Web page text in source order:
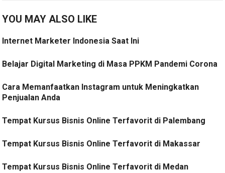
YOU MAY ALSO LIKE
Internet Marketer Indonesia Saat Ini
Belajar Digital Marketing di Masa PPKM Pandemi Corona
Cara Memanfaatkan Instagram untuk Meningkatkan
Penjualan Anda
Tempat Kursus Bisnis Online Terfavorit di Palembang
Tempat Kursus Bisnis Online Terfavorit di Makassar
Tempat Kursus Bisnis Online Terfavorit di Medan